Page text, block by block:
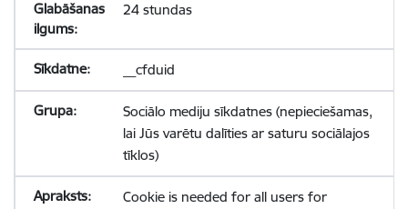
24 stundas
__cfduid
Sociālo mediju sīkdatnes (nepieciešamas,
lai Jūs varētu dalīties ar saturu sociālajos
tīklos)
Cookie is needed for all users for